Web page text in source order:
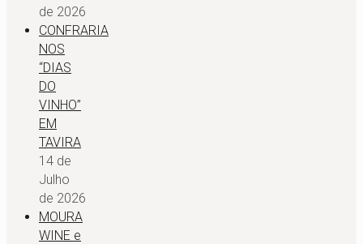
de 2026
CONFRARIA
NOS
“DIAS
DO
VINHO”
EM
TAVIRA
14 de
Julho
de 2026
MOURA
WINE e